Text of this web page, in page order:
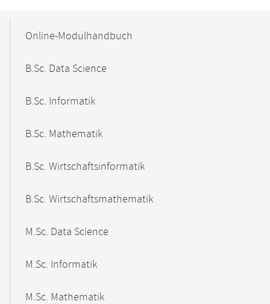
NavigationOnline-Modulhandbuch
B.Sc. Data Science
B.Sc. Informatik
B.Sc. Mathematik
B.Sc. Wirtschaftsinformatik
B.Sc. Wirtschaftsmathematik
M.Sc. Data Science
M.Sc. Informatik
M.Sc. Mathematik